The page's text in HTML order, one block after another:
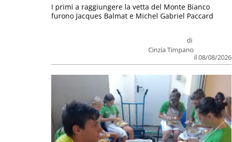
di
Cinzia Timpano
il 08/08/2026
I primi a raggiungere la vetta del Monte Bianco
furono Jacques Balmat e Michel Gabriel Paccard